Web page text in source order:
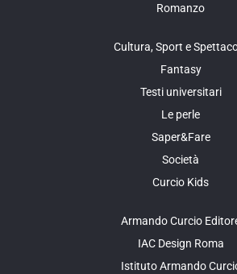
Romanzo
Cultura, Sport e
Fantasy
Testi universitari
Le perle
Saper&Fare
Società
Curcio Kids
Armando Curcio
IAC Design Roma
Istituto Armando